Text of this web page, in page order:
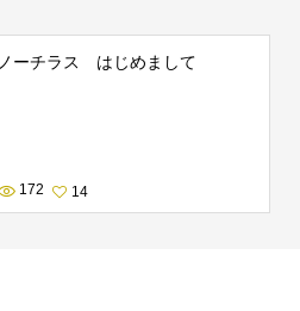
ノーチラス はじめまして
172 14